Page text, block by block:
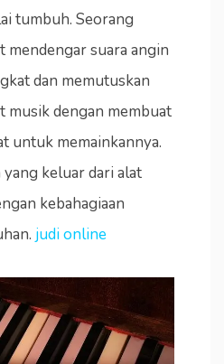
tumbuh. Seorang
mendengar suara angin
dan memutuskan
musik dengan membuat
untuk memainkannya.
yang keluar dari alat
kebahagiaan
judi online